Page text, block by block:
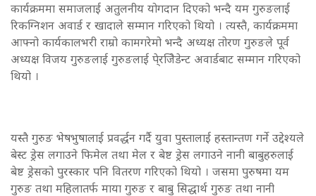
कार्यक्रममा समाजलाई अतुलनीय योगदान दिएको भन्दै यम गुरुङलाई
रिकग्निशन अवार्ड र खादाले सम्मान गरिएको थियो । त्यस्तै, कार्यक्रममा
आफ्नो कार्यकालभरी राम्रो कामगरेमो भन्दै अध्यक्ष तोरण गुरुङले पूर्व
अध्यक्ष विजय गुरुङलाई गुरुङलाई पे्रजिेडेन्ट अवार्डबाट सम्मान गरिएको
थियो ।
यस्तै गुरुङ भेषभुषालाई प्रवर्द्धन गर्दै युवा पुस्तालाई हस्तान्तण गर्ने उद्देश्यले
बेस्ट ड्रेस लगाउने फिमेल तथा मेल र बेष्ट ड्रेस लगाउने नानी बाबुहरुलाई
बेष्ट ड्रेसको पुरस्कार पनि वितरण गरिएको थियो । जसमा पुरुषमा यम
गुरुङ तथा महिलातर्फ माया गुरुङ र बाबु सिद्धार्थ गुरुङ तथा नानी